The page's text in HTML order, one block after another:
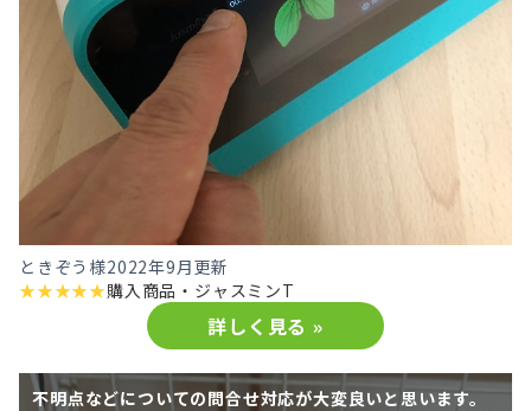
ときぞう様2022年9月更新
★★★★★購入商品・ ジャスミンT
詳しく見る »
不明点などについての問合せ対応が大変良いと思います。